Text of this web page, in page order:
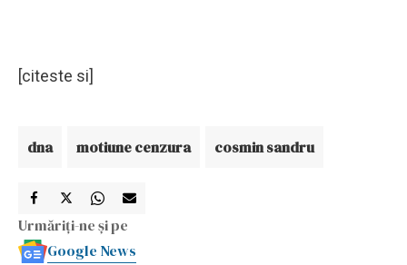
[citeste si]
dna motiune cenzura cosmin sandru
Urmăriți-ne și pe
Google News